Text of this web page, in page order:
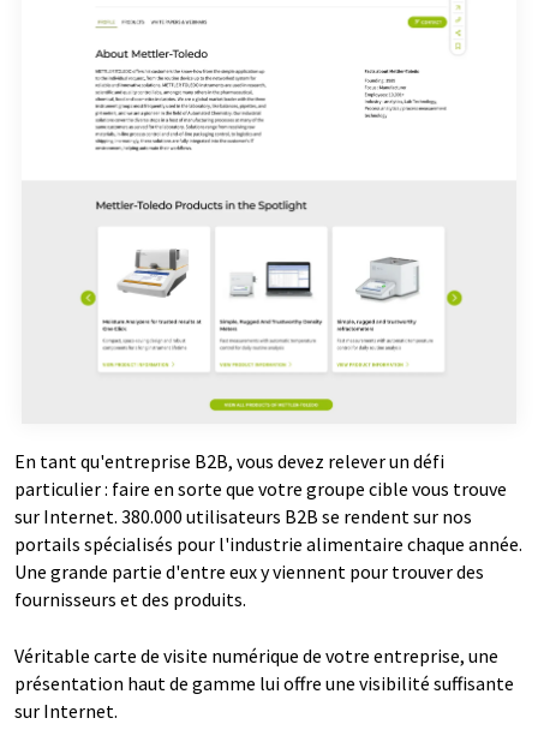
En tant qu'entreprise B2B, vous devez relever un défi
particulier : faire en sorte que votre groupe cible vous trouve
sur Internet. 380.000 utilisateurs B2B se rendent sur nos
portails spécialisés pour l'industrie alimentaire chaque année.
Une grande partie d'entre eux y viennent pour trouver des
fournisseurs et des produits.
Véritable carte de visite numérique de votre entreprise, une
présentation haut de gamme lui offre une visibilité suffisante
sur Internet.